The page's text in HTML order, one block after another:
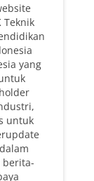
Teknik
yang
untuk
berita-